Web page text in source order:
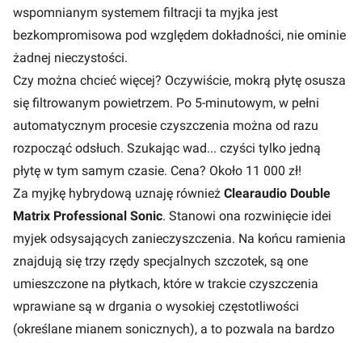
wspomnianym systemem filtracji ta myjka jest
bezkompromisowa pod względem dokładności, nie ominie
żadnej nieczystości.
Czy można chcieć więcej? Oczywiście, mokrą płytę osusza
się filtrowanym powietrzem. Po 5-minutowym, w pełni
automatycznym procesie czyszczenia można od razu
rozpocząć odsłuch. Szukając wad... czyści tylko jedną
płytę w tym samym czasie. Cena? Około 11 000 zł!
Za myjkę hybrydową uznaję również Clearaudio Double
Matrix Professional Sonic. Stanowi ona rozwinięcie idei
myjek odsysających zanieczyszczenia. Na końcu ramienia
znajdują się trzy rzędy specjalnych szczotek, są one
umieszczone na płytkach, które w trakcie czyszczenia
wprawiane są w drgania o wysokiej częstotliwości
(określane mianem sonicznych), a to pozwala na bardzo